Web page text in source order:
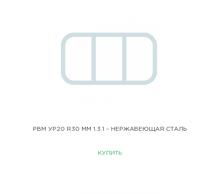
РВМ УР20 R30 ММ 1.3.1 – НЕРЖАВЕЮЩАЯ СТАЛЬ
КУПИТЬ